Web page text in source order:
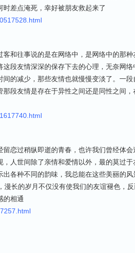
差点淹死，幸好被朋友救起来了
和往事说的是在网络中，是网络中的那种
段友情深深的保存下去的心理，无奈网络
的减少，那些友情也就慢慢变淡了。一段
段友情是存在于异性之间还是同性之间，
恋过稍纵即逝的青春，也许我们曾经体会
人世间除了亲情和爱情以外，最的莫过于
各种不同的韵味，我总能在这些美丽的风
长的岁月不仅没有使我们的友谊褪色，
的相通